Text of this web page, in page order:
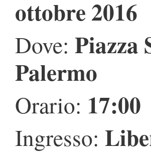
ottobre 2016
Dove: Piazza
Palermo
Orario: 17:00
Ingresso: